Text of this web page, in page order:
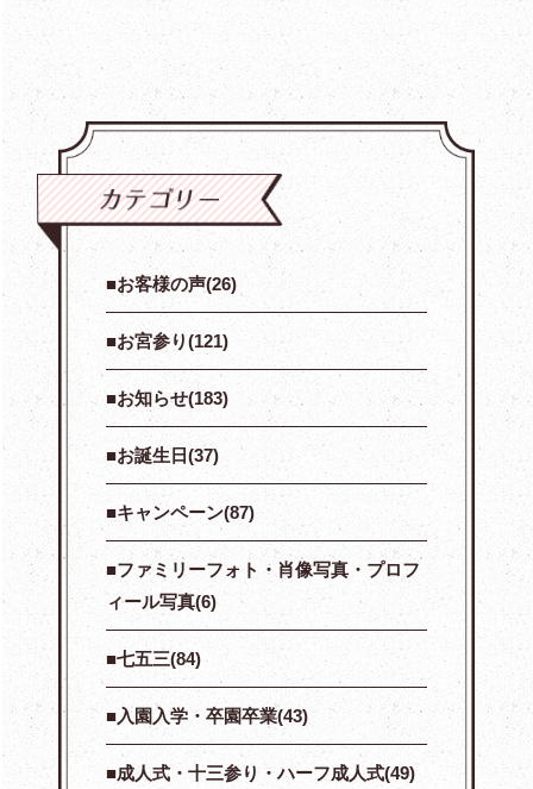
お客様の声(26)
お宮参り(121)
お知らせ(183)
お誕生日(37)
キャンペーン(87)
ファミリーフォト・肖像写真・プロフ
ィール写真(6)
七五三(84)
入園入学・卒園卒業(43)
成人式・十三参り・ハーフ成人式(49)